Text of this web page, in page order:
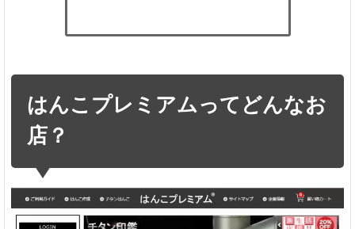
レミ
アム
って
シ
ョ
ッ
はんこプレミアムってどんなお
店？